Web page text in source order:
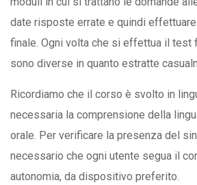
date risposte errate e quindi
finale. Ogni volta che si effettua il test
sono diverse in quanto estratte
Ricordiamo che il corso è svolto in
necessaria la comprensione della
orale. Per verificare la presenza del
necessario che ogni utente segua il
autonomia, da dispositivo preferito.